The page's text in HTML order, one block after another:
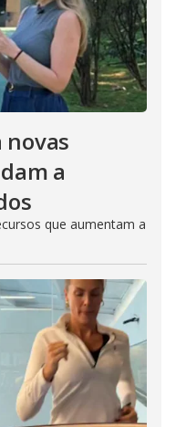
novas
a
que aumentam a